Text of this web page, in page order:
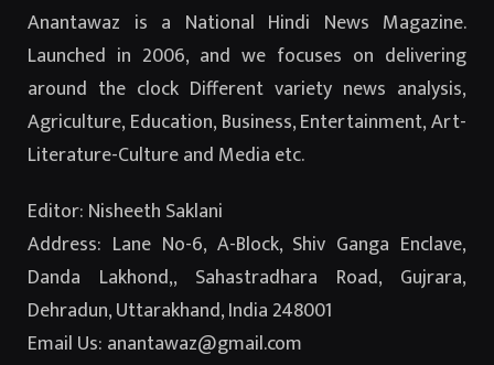
Anantawaz is a National Hindi News Magazine.
Launched in 2006, and we focuses on delivering
around the clock Different variety news analysis,
Agriculture, Education, Business, Entertainment, Art-
Literature-Culture and Media etc.
Editor: Nisheeth Saklani
Address: Lane No-6, A-Block, Shiv Ganga Enclave,
Danda Lakhond,, Sahastradhara Road, Gujrara,
Dehradun, Uttarakhand, India 248001
Email Us: anantawaz@gmail.com